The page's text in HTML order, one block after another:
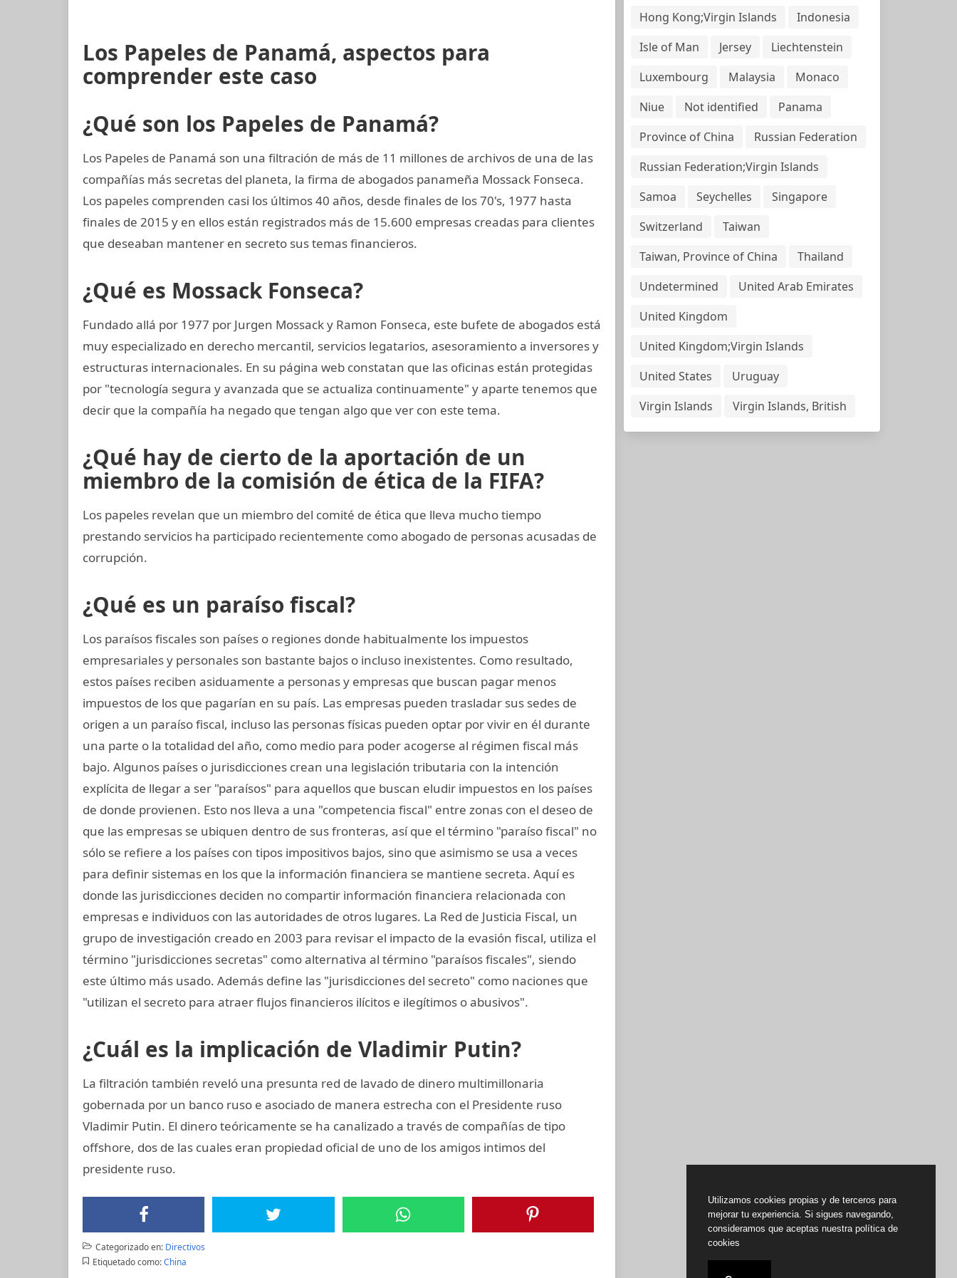
Los Papeles de Panamá, aspectos para
comprender este caso
¿Qué son los Papeles de Panamá?
Los Papeles de Panamá son una filtración de más de 11 millones de archivos de una de las
compañías más secretas del planeta, la firma de abogados panameña Mossack Fonseca.
Los papeles comprenden casi los últimos 40 años, desde finales de los 70's, 1977 hasta
finales de 2015 y en ellos están registrados más de 15.600 empresas creadas para clientes
que deseaban mantener en secreto sus temas financieros.
¿Qué es Mossack Fonseca?
Fundado allá por 1977 por Jurgen Mossack y Ramon Fonseca, este bufete de abogados está
muy especializado en derecho mercantil, servicios legatarios, asesoramiento a inversores y
estructuras internacionales. En su página web constatan que las oficinas están protegidas
por "tecnología segura y avanzada que se actualiza continuamente" y aparte tenemos que
decir que la compañía ha negado que tengan algo que ver con este tema.
¿Qué hay de cierto de la aportación de un
miembro de la comisión de ética de la FIFA?
Los papeles revelan que un miembro del comité de ética que lleva mucho tiempo
prestando servicios ha participado recientemente como abogado de personas acusadas de
corrupción.
¿Qué es un paraíso fiscal?
Los paraísos fiscales son países o regiones donde habitualmente los impuestos
empresariales y personales son bastante bajos o incluso inexistentes. Como resultado,
estos países reciben asiduamente a personas y empresas que buscan pagar menos
impuestos de los que pagarían en su país. Las empresas pueden trasladar sus sedes de
origen a un paraíso fiscal, incluso las personas físicas pueden optar por vivir en él durante
una parte o la totalidad del año, como medio para poder acogerse al régimen fiscal más
bajo. Algunos países o jurisdicciones crean una legislación tributaria con la intención
explícita de llegar a ser "paraísos" para aquellos que buscan eludir impuestos en los países
de donde provienen. Esto nos lleva a una "competencia fiscal" entre zonas con el deseo de
que las empresas se ubiquen dentro de sus fronteras, así que el término "paraíso fiscal" no
sólo se refiere a los países con tipos impositivos bajos, sino que asimismo se usa a veces
para definir sistemas en los que la información financiera se mantiene secreta. Aquí es
donde las jurisdicciones deciden no compartir información financiera relacionada con
empresas e individuos con las autoridades de otros lugares. La Red de Justicia Fiscal, un
grupo de investigación creado en 2003 para revisar el impacto de la evasión fiscal, utiliza el
término "jurisdicciones secretas" como alternativa al término "paraísos fiscales", siendo
este último más usado. Además define las "jurisdicciones del secreto" como naciones que
"utilizan el secreto para atraer flujos financieros ilícitos e ilegítimos o abusivos".
¿Cuál es la implicación de Vladimir Putin?
La filtración también reveló una presunta red de lavado de dinero multimillonaria
gobernada por un banco ruso e asociado de manera estrecha con el Presidente ruso
Vladimir Putin. El dinero teóricamente se ha canalizado a través de compañías de tipo
offshore, dos de las cuales eran propiedad oficial de uno de los amigos intimos del
presidente ruso.
Categorizado en: Directivos
Etiquetado como: China
Hong Kong;Virgin Islands
Indonesia
Isle of Man
Jersey
Liechtenstein
Luxembourg
Malaysia
Monaco
Niue
Not identified
Panama
Province of China
Russian Federation
Russian Federation;Virgin Islands
Samoa
Seychelles
Singapore
Switzerland
Taiwan
Taiwan, Province of China
Thailand
Undetermined
United Arab Emirates
United Kingdom
United Kingdom;Virgin Islands
United States
Uruguay
Virgin Islands
Virgin Islands, British
Utilizamos cookies propias y de terceros para
mejorar tu experiencia. Si sigues navegando,
consideramos que aceptas nuestra política de
cookies